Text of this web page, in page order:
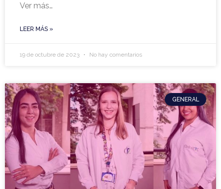
Ver más…
LEER MÁS »
19 de octubre de 2023 No hay comentarios
GENERAL